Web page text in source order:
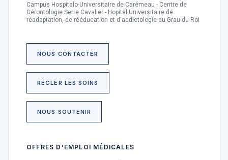
Campus Hospitalo-Universitaire de Carémeau - Centre de
Gérontologie Serre Cavalier - Hopital Universitaire de
réadaptation, de rééducation et d'addictologie du Grau-du-Roi
NOUS CONTACTER
RÉGLER LES SOINS
NOUS SOUTENIR
OFFRES D'EMPLOI MÉDICALES